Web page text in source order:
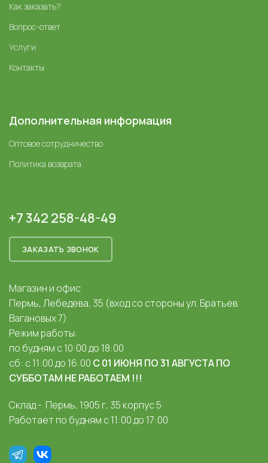
Как заказать?
Вопрос-ответ
Услуги
Контакты
Дополнительная информация
Оптовое сотрудничество
Политика возврата
+7 342 258-48-49
ЗАКАЗАТЬ ЗВОНОК
Магазин и офис
Пермь, Лебедева, 35 (вход со стороны ул. Братьев
Вагановых 7)
Режим работы:
по будням с 10:00 до 18:00
сб: с 11:00 до 16:00 С 01 ИЮНЯ ПО 31 АВГУСТА ПО
СУББОТАМ НЕ РАБОТАЕМ !!!
Склад - Пермь, 1905 г, 35 корпус 5
Работает по будням с 11:00 до 17:00